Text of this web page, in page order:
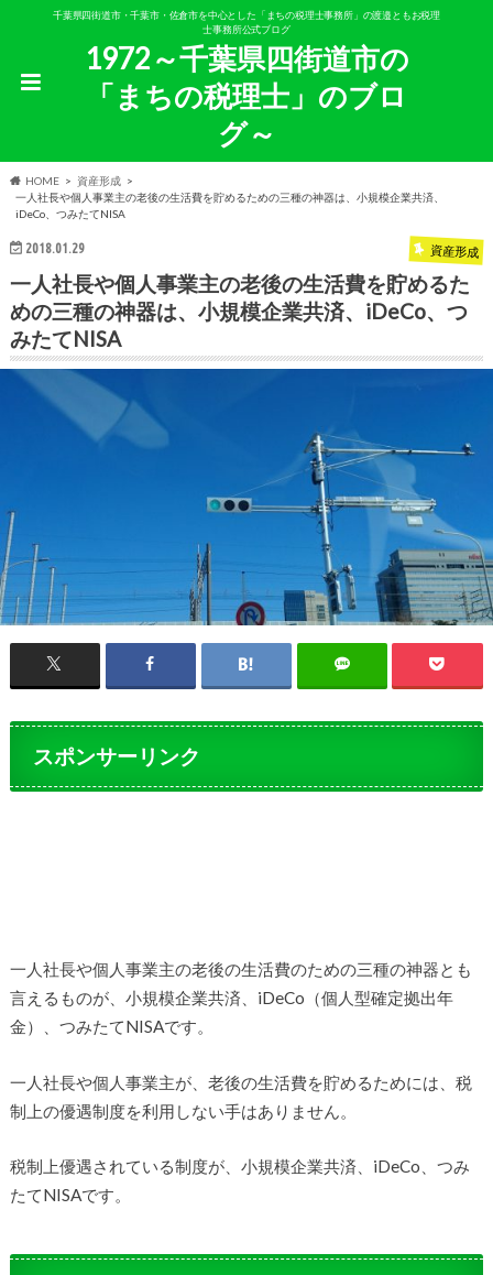
千葉県四街道市・千葉市・佐倉市を中心とした「まちの税理士事務所」の渡邉ともお税理
士事務所公式ブログ
1972～千葉県四街道市の
「まちの税理士」のブロ
グ～
HOME
資産形成
一人社長や個人事業主の老後の生活費を貯めるための三種の神器は、小規模企業共済、
iDeCo、つみたてNISA
2018.01.29 資産形成
一人社長や個人事業主の老後の生活費を貯めるた
めの三種の神器は、小規模企業共済、iDeCo、つ
みたてNISA
スポンサーリンク
一人社長や個人事業主の老後の生活費のための三種の神器とも
言えるものが、小規模企業共済、iDeCo（個人型確定拠出年
金）、つみたてNISAです。
一人社長や個人事業主が、老後の生活費を貯めるためには、税
制上の優遇制度を利用しない手はありません。
税制上優遇されている制度が、小規模企業共済、iDeCo、つみ
たてNISAです。